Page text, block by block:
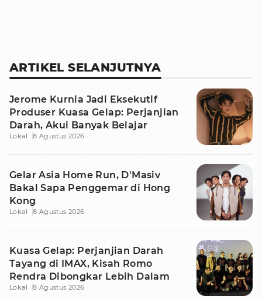
ARTIKEL SELANJUTNYA
Jerome Kurnia Jadi Eksekutif
Produser Kuasa Gelap: Perjanjian
Darah, Akui Banyak Belajar
Lokal 8 Agustus 2026
Gelar Asia Home Run, D'Masiv
Bakal Sapa Penggemar di Hong
Kong
Lokal 8 Agustus 2026
Kuasa Gelap: Perjanjian Darah
Tayang di IMAX, Kisah Romo
Rendra Dibongkar Lebih Dalam
Lokal 8 Agustus 2026